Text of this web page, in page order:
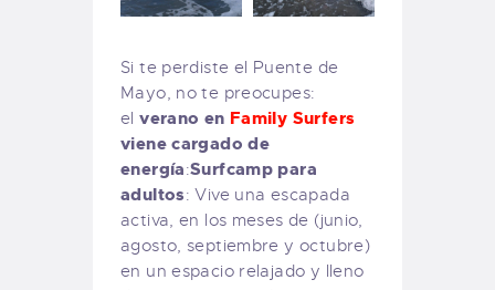
Si te perdiste el Puente de
Mayo, no te preocupes:
elverano en Family Surfers
viene cargado de
energía:Surfcamp para
adultos: Vive una escapada
activa, en los meses de (junio,
agosto, septiembre y octubre)
en un espacio relajado y lleno